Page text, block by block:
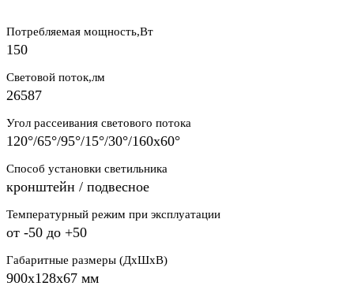
Потребляемая мощность,Вт
150
Световой поток,лм
26587
Угол рассеивания светового потока
120°/65°/95°/15°/30°/160х60°
Способ установки светильника
кронштейн / подвесное
Температурный режим при эксплуатации
от -50 до +50
Габаритные размеры (ДхШхВ)
900х128х67 мм